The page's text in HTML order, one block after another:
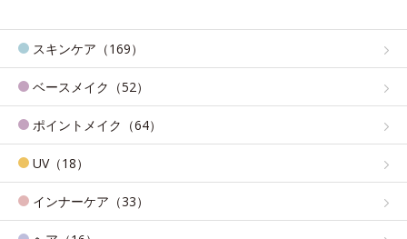
スキンケア（169）
ベースメイク（52）
ポイントメイク（64）
UV（18）
インナーケア（33）